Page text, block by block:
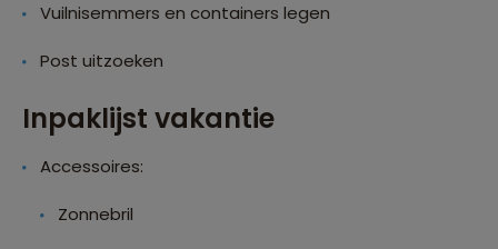
Vuilnisemmers en containers legen
Post uitzoeken
Inpaklijst vakantie
Accessoires:
Zonnebril